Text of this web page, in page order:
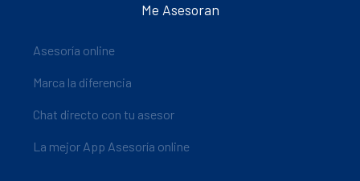
Me Asesoran
Asesoría online
Marca la diferencia
Chat directo con tu asesor
La mejor App Asesoría online